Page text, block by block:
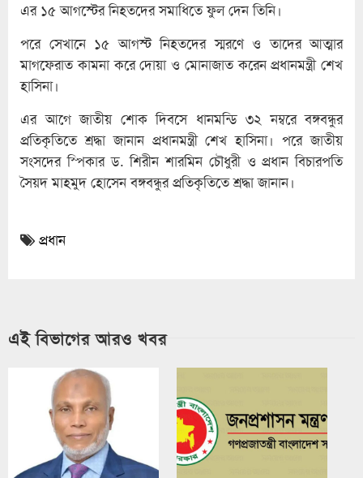
এর ১৫ আগস্টের নিহতদের সমাধিতে ফুল দেন তিনি।
পরে সেখানে ১৫ আগস্ট নিহতদের স্মরণে ও তাদের আত্মার
মাগফেরাত কামনা করে দোয়া ও মোনাজাত করেন প্রধানমন্ত্রী শেখ
হাসিনা।
এর আগে জাতীয় শোক দিবসে ধানমন্ডি ৩২ নম্বরে বঙ্গবন্ধুর
প্রতিকৃতিতে শ্রদ্ধা জানান প্রধানমন্ত্রী শেখ হাসিনা। পরে জাতীয়
সংসদের স্পিকার ড. শিরীন শারমিন চৌধুরী ও প্রধান বিচারপতি
সৈয়দ মাহমুদ হোসেন বঙ্গবন্ধুর প্রতিকৃতিতে শ্রদ্ধা জানান।
প্রধান
এই বিভাগের আরও খবর